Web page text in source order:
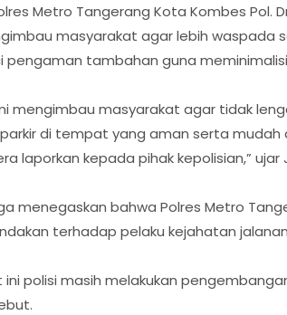
Metro Tangerang Kota Kombes Pol.
masyarakat agar lebih waspada
pengaman tambahan guna
mengimbau masyarakat agar tidak
di tempat yang aman serta mudah
laporkan kepada pihak kepolisian,” ujar
menegaskan bahwa Polres Metro
terhadap pelaku kejahatan
ini polisi masih melakukan